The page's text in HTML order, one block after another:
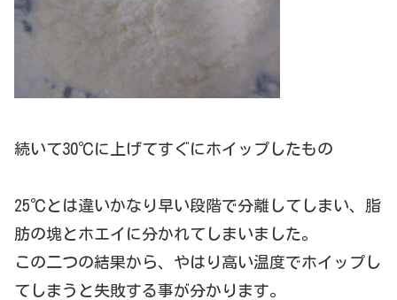
続いて30℃に上げてすぐにホイップしたもの
25℃とは違いかなり早い段階で分離してしまい、脂
肪の塊とホエイに分かれてしまいました。
この二つの結果から、やはり高い温度でホイップし
てしまうと失敗する事が分かります。